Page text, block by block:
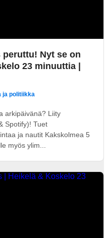
Nyt se on
23 minuuttia |
ja politiikka
arkipäivänä? Liity
Spotify)! Tuet
ja nautit Kakskolmea 5
myös ylim...